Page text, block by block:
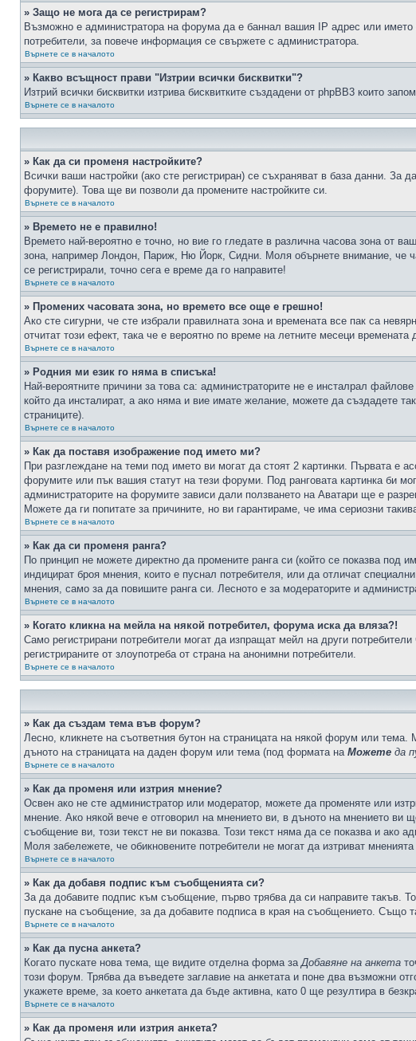
» Защо не мога да се регистрирам?
Възможно е администратора на форума да е баннал вашия IP адрес или името
потребители, за повече информация се свържете с администратора.
Върнете се в началото
» Какво всъщност прави "Изтрии всички бисквитки"?
Изтрий всички бисквитки изтрива бисквитките създадени от phpBB3 които
Върнете се в началото
» Как да си променя настройките?
Всички ваши настройки (ако сте регистриран) се съхраняват в база данни. За
форумите). Това ще ви позволи да промените настройките си.
Върнете се в началото
» Времето не е правилно!
Времето най-вероятно е точно, но вие го гледате в различна часова зона от
зона, например Лондон, Париж, Ню Йорк, Сидни. Моля обърнете внимание, че
се регистрирали, точно сега е време да го направите!
Върнете се в началото
» Промених часовата зона, но времето все още е грешно!
Ако сте сигурни, че сте избрали правилната зона и времената все пак са
отчитат този ефект, така че е вероятно по време на летните месеци
Върнете се в началото
» Родния ми език го няма в списъка!
Най-вероятните причини за това са: администраторите не е инсталрал
който да инсталират, а ако няма и вие имате желание, можете да създадете
страниците).
Върнете се в началото
» Как да поставя изображение под името ми?
При разглеждане на теми под името ви могат да стоят 2 картинки. Първата е
форумите или пък вашия статут на тези форуми. Под ранговата картинка би
администраторите на форумите зависи дали ползването на Аватари ще е
Можете да ги попитате за причините, но ви гарантираме, че има сериозни
Върнете се в началото
» Как да си променя ранга?
По принцип не можете директно да промените ранга си (който се показва
индицират броя мнения, които е пуснал потребителя, или да отличат
мнения, само за да повишите ранга си. Лесното е за модераторите и
Върнете се в началото
» Когато кликна на мейла на някой потребител, форума иска да вляза?!
Само регистрирани потребители могат да изпращат мейл на други
регистрираните от злоупотреба от страна на анонимни потребители.
Върнете се в началото
» Как да създам тема във форум?
Лесно, кликнете на съответния бутон на страницата на някой форум или
дъното на страницата на даден форум или тема (под формата на Можете да
Върнете се в началото
» Как да променя или изтрия мнение?
Освен ако не сте администратор или модератор, можете да променяте или
мнение. Ако някой вече е отговорил на мнението ви, в дъното на мнението ви
съобщение ви, този текст не ви показва. Този текст няма да се показва и
Моля забележете, че обикновените потребители не могат да изтриват
Върнете се в началото
» Как да добавя подпис към съобщенията си?
За да добавите подпис към съобщение, първо трябва да си направите
пускане на съобщение, за да добавите подписа в края на съобщението. Също
Върнете се в началото
» Как да пусна анкета?
Когато пускате нова тема, ще видите отделна форма заДобавяне на анкета
този форум. Трябва да въведете заглавие на анкетата и поне два възможни
укажете време, за което анкетата да бъде активна, като 0 ще резултира в
Върнете се в началото
» Как да променя или изтрия анкета?